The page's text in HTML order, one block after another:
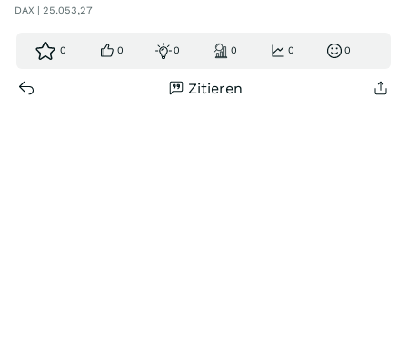
DAX | 25.053,27
0 0 0 0 0 0
Zitieren